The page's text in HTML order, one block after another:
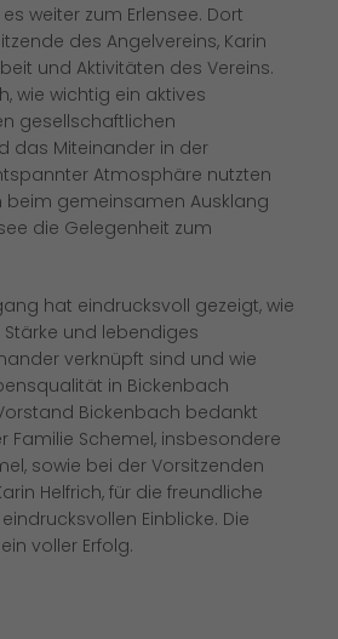
weiter zum Erlensee. Dort
des Angelvereins, Karin
und Aktivitäten des Vereins.
wie wichtig ein aktives
gesellschaftlichen
das Miteinander in der
Atmosphäre nutzten
beim gemeinsamen Ausklang
die Gelegenheit zum
hat eindrucksvoll gezeigt, wie
und lebendiges
verknüpft sind und wie
in Bickenbach
Bickenbach bedankt
Familie Schemel, insbesondere
sowie bei der Vorsitzenden
Helfrich, für die freundliche
Einblicke. Die
voller Erfolg.